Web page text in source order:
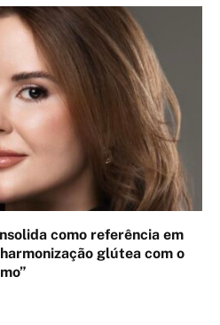
como referência em
glútea com o